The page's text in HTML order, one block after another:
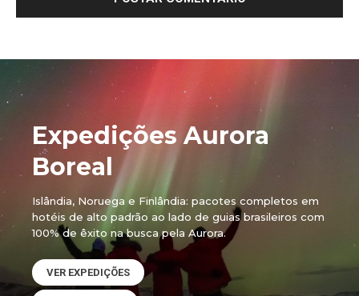
Expedições Aurora
Boreal
Islândia, Noruega e Finlândia: pacotes completos em
hotéis de alto padrão ao lado de guias brasileiros com
100% de êxito na busca pela Aurora.
VER EXPEDIÇÕES